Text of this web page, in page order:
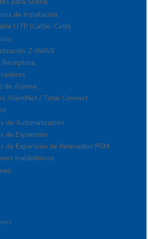
de Instalación
UTP (Cat5e, Cat6)
Total Connect
Z-WAVE
Receptora
de Alarma
AlarmNet / Total Connect
de Expansión
de Automatización
de Expansión
de Expansión de Relevador/ PGM
Inalámbricos
y Audioevacuación
Alarma
Contra Sobretensiones
de Niebla